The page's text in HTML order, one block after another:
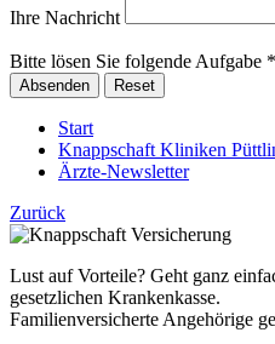
Ihre Nachricht
Bitte lösen Sie folgende Aufgabe *
Start
Knappschaft Kliniken
Ärzte-Newsletter
Zurück
Lust auf Vorteile? Geht ganz
gesetzlichen Krankenkasse.
Familienversicherte Angehörige